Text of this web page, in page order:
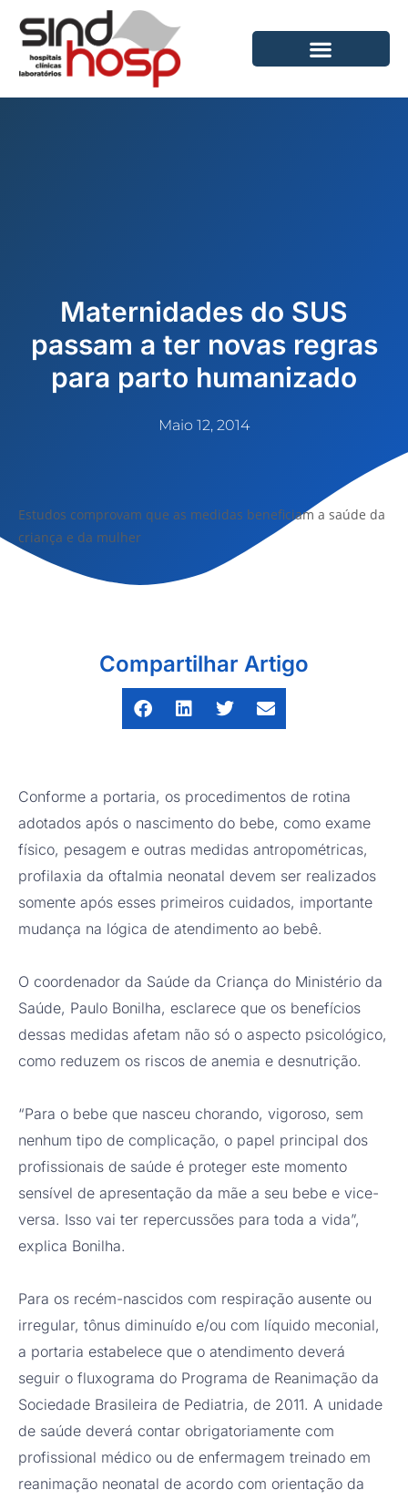
para
conteúdo
Maternidades do SUS
passam a ter novas regras
para parto humanizado
Maio 12, 2014
Estudos comprovam que as medidas beneficiam a saúde da
criança e da mulher
Compartilhar Artigo
Conforme a portaria, os procedimentos de rotina
adotados após o nascimento do bebe, como exame
físico, pesagem e outras medidas antropométricas,
profilaxia da oftalmia neonatal devem ser realizados
somente após esses primeiros cuidados, importante
mudança na lógica de atendimento ao bebê.
O coordenador da Saúde da Criança do Ministério da
Saúde, Paulo Bonilha, esclarece que os benefícios
dessas medidas afetam não só o aspecto psicológico,
como reduzem os riscos de anemia e desnutrição.
“Para o bebe que nasceu chorando, vigoroso, sem
nenhum tipo de complicação, o papel principal dos
profissionais de saúde é proteger este momento
sensível de apresentação da mãe a seu bebe e vice-
versa. Isso vai ter repercussões para toda a vida”,
explica Bonilha.
Para os recém-nascidos com respiração ausente ou
irregular, tônus diminuído e/ou com líquido meconial,
a portaria estabelece que o atendimento deverá
seguir o fluxograma do Programa de Reanimação da
Sociedade Brasileira de Pediatria, de 2011. A unidade
de saúde deverá contar obrigatoriamente com
profissional médico ou de enfermagem treinado em
reanimação neonatal de acordo com orientação da